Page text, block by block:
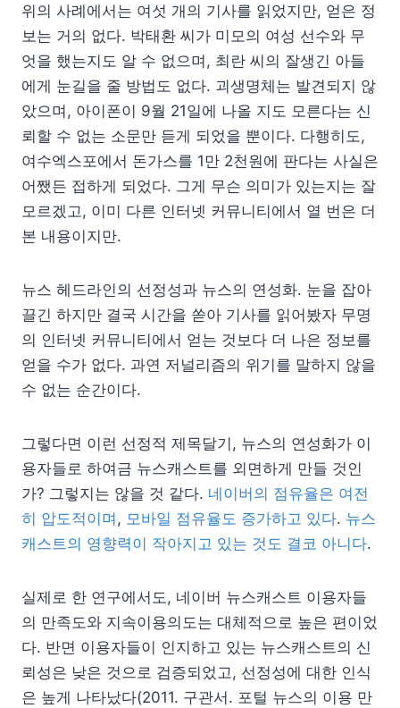
위의 사례에서는 여섯 개의 기사를 읽었지만, 얻은 정
보는 거의 없다. 박태환 씨가 미모의 여성 선수와 무
엇을 했는지도 알 수 없으며, 최란 씨의 잘생긴 아들
에게 눈길을 줄 방법도 없다. 괴생명체는 발견되지 않
았으며, 아이폰이 9월 21일에 나올 지도 모른다는 신
뢰할 수 없는 소문만 듣게 되었을 뿐이다. 다행히도,
여수엑스포에서 돈가스를 1만 2천원에 판다는 사실은
어쨌든 접하게 되었다. 그게 무슨 의미가 있는지는 잘
모르겠고, 이미 다른 인터넷 커뮤니티에서 열 번은 더
본 내용이지만.
뉴스 헤드라인의 선정성과 뉴스의 연성화. 눈을 잡아
끌긴 하지만 결국 시간을 쏟아 기사를 읽어봤자 무명
의 인터넷 커뮤니티에서 얻는 것보다 더 나은 정보를
얻을 수가 없다. 과연 저널리즘의 위기를 말하지 않을
수 없는 순간이다.
그렇다면 이런 선정적 제목달기, 뉴스의 연성화가 이
용자들로 하여금 뉴스캐스트를 외면하게 만들 것인
가? 그렇지는 않을 것 같다. 네이버의 점유율은 여전
히 압도적이며 , 모바일 점유율도 증가하고 있다. 뉴스
캐스트의 영향력이 작아지고 있는 것도 결코 아니다.
실제로 한 연구에서도, 네이버 뉴스캐스트 이용자들
의 만족도와 지속이용의도는 대체적으로 높은 편이었
다. 반면 이용자들이 인지하고 있는 뉴스캐스트의 신
뢰성은 낮은 것으로 검증되었고, 선정성에 대한 인식
은 높게 나타났다(2011. 구관서. 포털 뉴스의 이용 만